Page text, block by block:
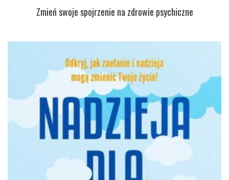
Zmień swoje spojrzenie na zdrowie psychiczne